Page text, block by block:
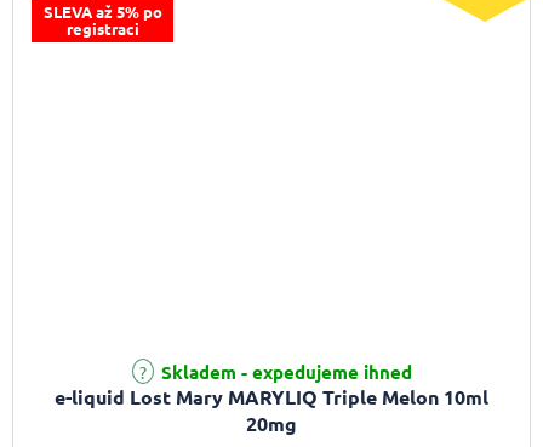
SLEVA až 5% po
registraci
e-liquid Lost Mary MARYLIQ Triple Melon 10ml
20mg
Skladem - expedujeme ihned